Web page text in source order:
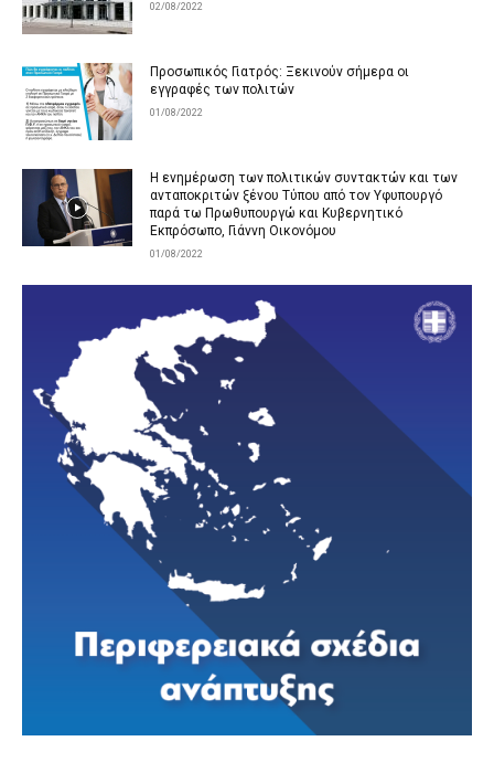
02/08/2022
Προσωπικός Γιατρός: Ξεκινούν σήμερα οι
εγγραφές των πολιτών
01/08/2022
Η ενημέρωση των πολιτικών συντακτών και των
ανταποκριτών ξένου Τύπου από τον Υφυπουργό
παρά τω Πρωθυπουργώ και Κυβερνητικό
Εκπρόσωπο, Γιάννη Οικονόμου
01/08/2022